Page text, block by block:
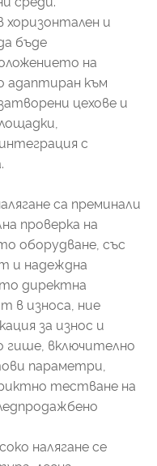
и
бъде
на
адаптиран към
цехове и
с
са преминали
проверка на
оборудване, със
и надеждна
директна
в износа, ние
за износ и
гише, включително
параметри,
тестване на
налягане се